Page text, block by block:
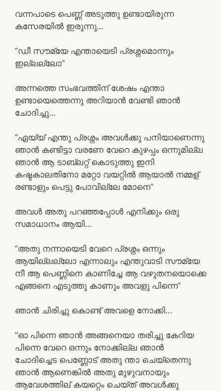
വന്നപാടെ പെണ്ണ് അടുത്തു ഉണ്ടായിരുന്ന
കസേരയിൽ ഇരുന്നു…
“ഡീ സൗമ്യേ എന്തായെടി പ്രശ്നമൊന്നും
ഇല്ലല്ലോ”
അന്നത്തെ സംഭവത്തിന് ശേഷം എന്താ
ഉണ്ടായെത്തെന്നു അറിയാൻ വേണ്ടി ഞാൻ
ചോദിച്ചു…
“ഏയ്യ് എന്തു പ്രശ്നം അവൾക്കു പനിയാണെന്നു
ഞാൻ കണ്ടിട്ടാ വരണേ വേറെ കുഴപ്പം ഒന്നുമില്ല
ഞാൻ ആ ടാബ്ലറ്റ് കൊടുത്തു ഇനി
കഷ്ടകാലതിനോ മറ്റോ വയറ്റിൽ ആയാൽ നമ്മള്
രണ്ടാളും പെട്ടു പോവില്ലേ മോനെ”
അവൾ അതു പറഞ്ഞപ്പോൾ എനിക്കും ഒരു
സമാധാനം ആയി…
“അതു നന്നായെടി വേറെ പ്രശ്നം ഒന്നും
ആയില്ലല്ലോ എന്നാലും എന്തുവാടി സൗമ്യേ
നീ ആ പെണ്ണിനെ കാണിച്ചേ ആ വഴുതനയൊക്കെ
എങ്ങനെ എടുത്തു കാണും അവളു പിന്നെ”
ഞാൻ ചിരിച്ചു കൊണ്ട് അവളെ നോക്കി…
“ഓ പിന്നെ ഞാൻ അങ്ങനെയാ തരിച്ചു കേറിയ
പിന്നെ വേറെ ഒന്നും നോക്കില്ല ഞാൻ
ചോദിച്ചെട പെണ്ണോട് അതു ന്താ ചെയ്തെന്നു
ഞാൻ ആണെങ്കിൽ അതു മുഴുവനായും
ആവേശത്തില് കയറ്റെം ചെയ്ത് അവൾക്കു